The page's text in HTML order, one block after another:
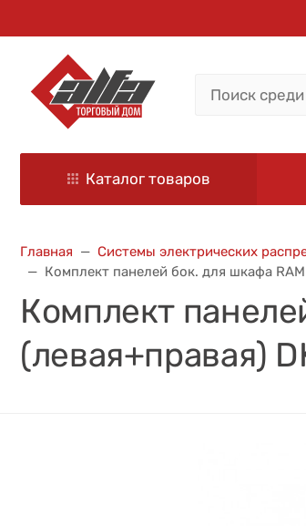
Каталог товаров
Главная Системы электрических
Комплект панелей бок. для шкафа RAM
Комплект
(левая+правая)